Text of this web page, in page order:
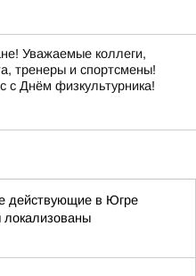
Уважаемые коллеги,
тренеры и спортсмены!
с Днём физкультурника!
действующие в Югре